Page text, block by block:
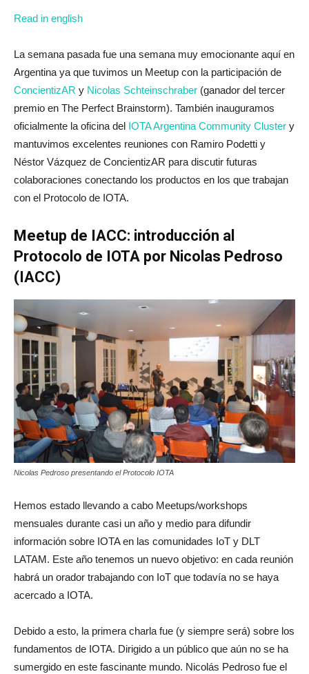
Read in english
La semana pasada fue una semana muy emocionante aquí en
Argentina ya que tuvimos un Meetup con la participación de
ConcientizAR y Nicolas Schteinschraber (ganador del tercer
premio en The Perfect Brainstorm). También inauguramos
oficialmente la oficina del IOTA Argentina Community Cluster y
mantuvimos excelentes reuniones con Ramiro Podetti y
Néstor Vázquez de ConcientizAR para discutir futuras
colaboraciones conectando los productos en los que trabajan
con el Protocolo de IOTA.
Meetup de IACC: introducción al
Protocolo de IOTA por Nicolas Pedroso
(IACC)
Nicolas Pedroso presentando el Protocolo IOTA
Hemos estado llevando a cabo Meetups/workshops
mensuales durante casi un año y medio para difundir
información sobre IOTA en las comunidades IoT y DLT
LATAM. Este año tenemos un nuevo objetivo: en cada reunión
habrá un orador trabajando con IoT que todavía no se haya
acercado a IOTA.
Debido a esto, la primera charla fue (y siempre será) sobre los
fundamentos de IOTA. Dirigido a un público que aún no se ha
sumergido en este fascinante mundo. Nicolás Pedroso fue el